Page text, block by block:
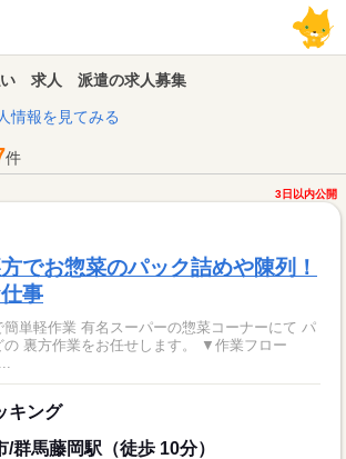
求人 派遣の求人募集
情報を見てみる
件
3日以内公開
でお惣菜のパック詰めや陳列！
事
単軽作業 有名スーパーの惣菜コーナーにて パ
作業をお任せします。 ▼作業フロー
キング
/群馬藤岡駅（徒歩 10分）